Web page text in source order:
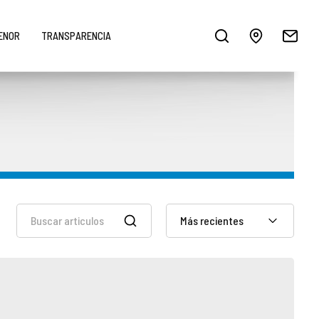
TRANSPARENCIA
Más recientes